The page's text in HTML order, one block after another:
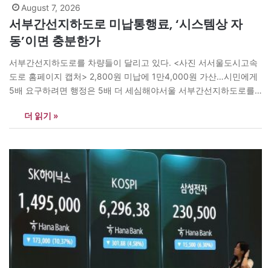
August 7, 2026
서부간선지하도로 미납통행료, ‘시스템상 자
동’이면 충분한가
서부간선지하도로를 차량들이 달리고 있다. <사진 서서울도시고속
도로 홈페이지 캡처> 2,800원 미납에 1만4,000원 가산…시민에게
5배 요구하려면 행정은 5배 더 세심해야서울 서부간선지하도로를
한 것도, 부정한 방법을 쓴 것도 아니다. 카카오톡으로 온 공인전자
더 읽기 »